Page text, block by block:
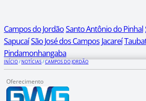
Campos do JordãoSanto Antônio do Pinhal
SapucaíSão José dos Campos Jacareí
Pindamonhangaba
INÍCIO/NOTÍCIAS/CAMPOS DO JORDÃO
Oferecimento